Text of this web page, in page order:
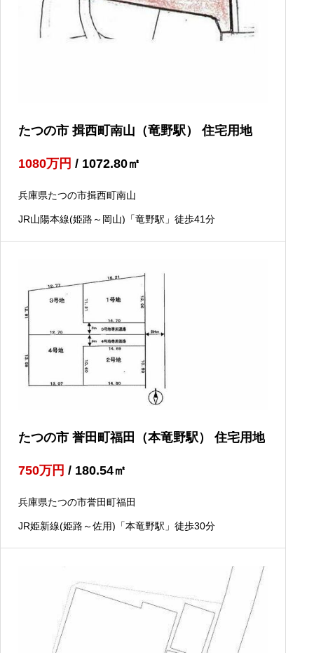
たつの市 揖西町南山（竜野駅） 住宅用地
1080万円 / 1072.80㎡
兵庫県たつの市揖西町南山
JR山陽本線(姫路～岡山)「竜野駅」徒歩41分
たつの市 誉田町福田（本竜野駅） 住宅用地
750万円 / 180.54㎡
兵庫県たつの市誉田町福田
JR姫新線(姫路～佐用)「本竜野駅」徒歩30分